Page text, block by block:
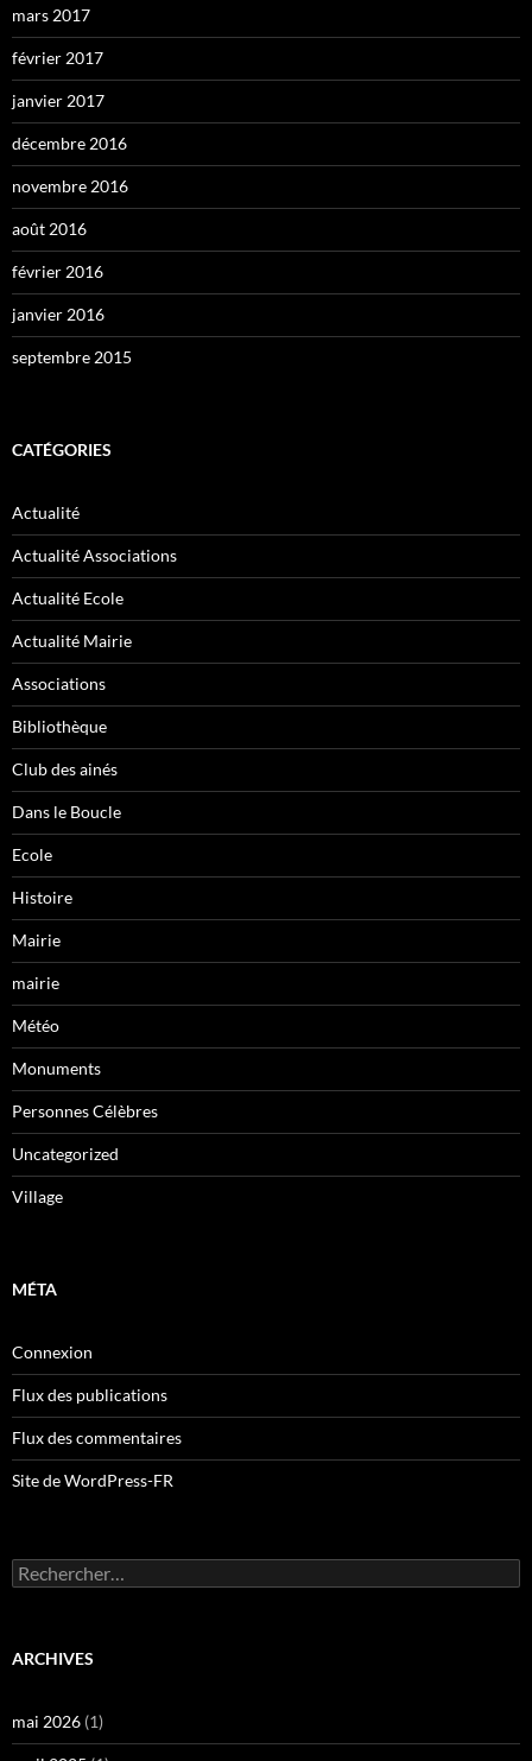
mars 2017
février 2017
janvier 2017
décembre 2016
novembre 2016
août 2016
février 2016
janvier 2016
septembre 2015
CATÉGORIES
Actualité
Actualité Associations
Actualité Ecole
Actualité Mairie
Associations
Bibliothèque
Club des ainés
Dans le Boucle
Ecole
Histoire
Mairie
mairie
Météo
Monuments
Personnes Célèbres
Uncategorized
Village
MÉTA
Connexion
Flux des publications
Flux des commentaires
Site de WordPress-FR
Rechercher :
ARCHIVES
mai 2026 (1)